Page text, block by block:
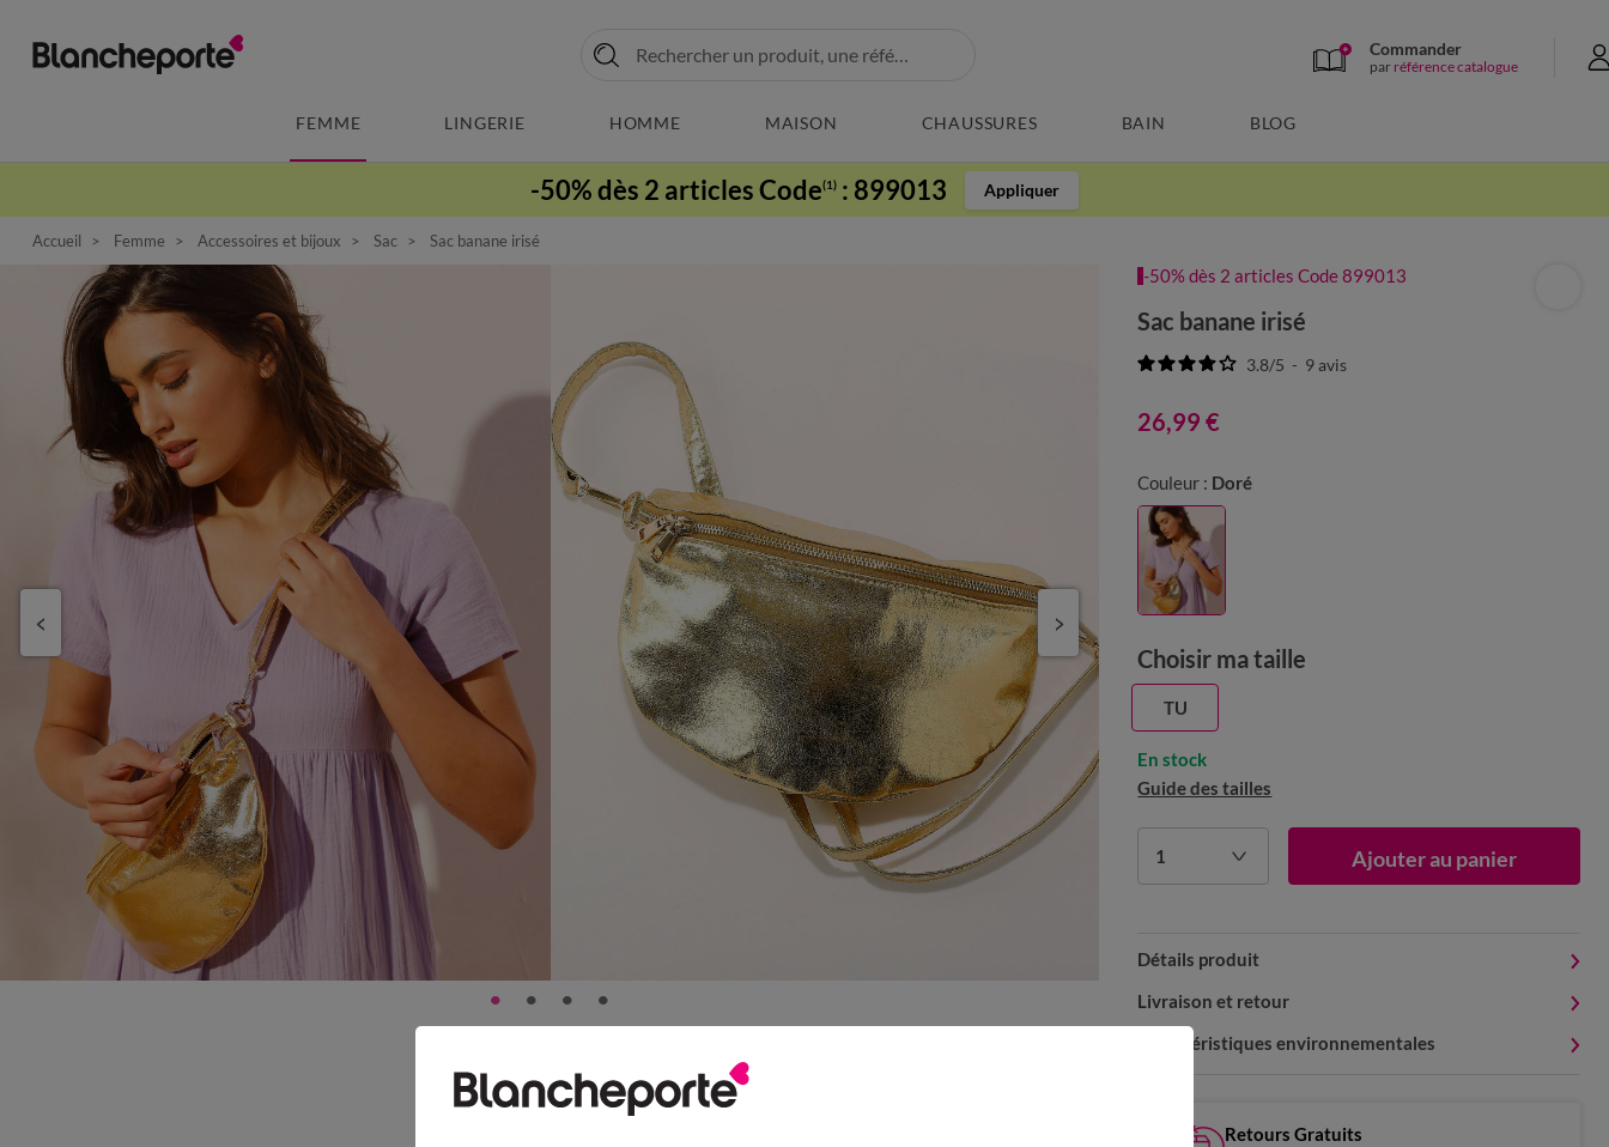
Commander
par référence catalogue
FEMME LINGERIE HOMME MAISON CHAUSSURES BAIN BLOG
-50% dès 2 articles Code(1) : 899013 Appliquer
Accueil Femme Accessoires et bijoux Sac Sac banane irisé
-50% dès 2 articles Code 899013
Sac banane irisé
3.8/5 - 9avis
26,99 €
Couleur : Doré
Choisir ma taille
TU
Guide des tailles
En stock
1 Ajouter au panier
Détails produit
Livraison et retour
Caractéristiques environnementales
Retours Gratuits